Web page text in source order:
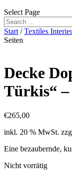
Select Page
Start /Textiles
Seiten
Decke
Türkis“ –
€265,00
inkl. 20 % MwSt.
Eine bezaubernde,
Nicht vorrätig